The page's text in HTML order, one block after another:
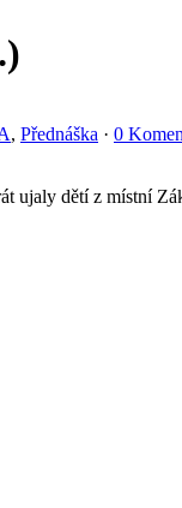
, Přednáška · 0
ujaly dětí z místní